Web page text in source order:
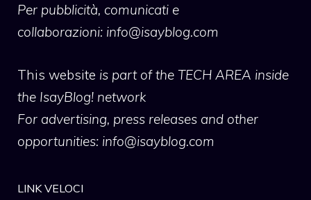
Per pubblicità, comunicati e
collaborazioni: info@isayblog.com
This website is part of the TECH AREA inside
the IsayBlog! network
For advertising, press releases and other
opportunities: info@isayblog.com
LINK VELOCI